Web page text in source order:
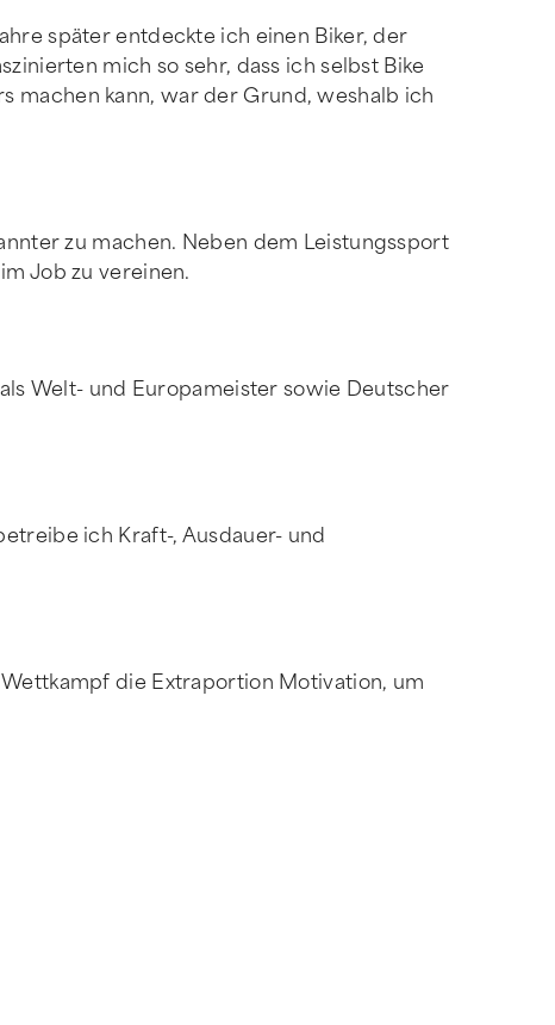
später entdeckte ich einen Biker, der
mich so sehr, dass ich selbst Bike
machen kann, war der Grund, weshalb ich
zu machen. Neben dem Leistungssport
Job zu vereinen.
Welt- und Europameister sowie Deutscher
ich Kraft-, Ausdauer- und
die Extraportion Motivation, um